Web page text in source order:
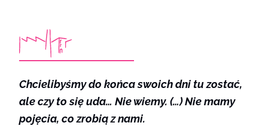
Chcielibyśmy do końca swoich dni tu zostać,
ale czy to się uda… Nie wiemy. (…) Nie mamy
pojęcia, co zrobią z nami.